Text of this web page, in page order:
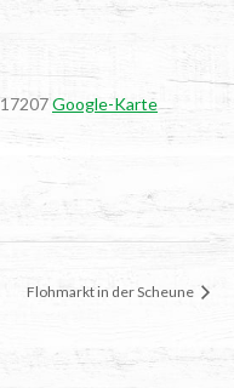
17207Google-Karte
Floh­markt in der Scheune